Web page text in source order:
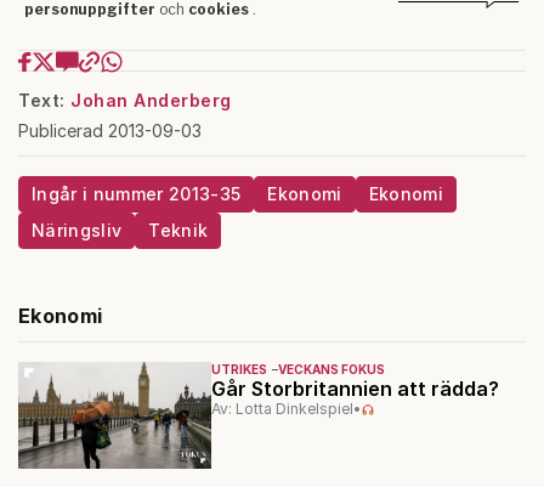
Text: Johan Anderberg
Publicerad 2013-09-03
Ingår i nummer 2013-35 Ekonomi
Ekonomi
Näringsliv
Teknik
Ekonomi
UTRIKES VECKANS FOKUS
Går Storbritannien att rädda?
Av: Lotta Dinkelspiel•